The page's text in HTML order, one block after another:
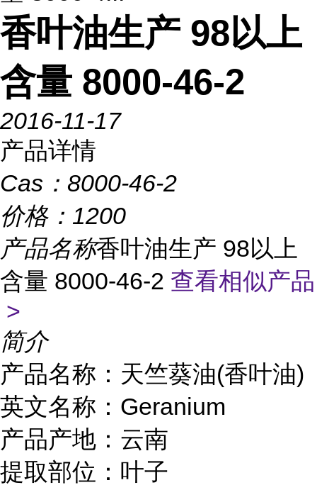
香叶油生产 98以上
含量 8000-46-2
2016-11-17
产品详情
Cas： 8000-46-2
价格： 1200
产品名称香叶油生产 98以上
含量 8000-46-2 查看相似产品
>
简介
产品名称：天竺葵油(香叶油)
英文名称：Geranium
产品产地：云南
提取部位：叶子